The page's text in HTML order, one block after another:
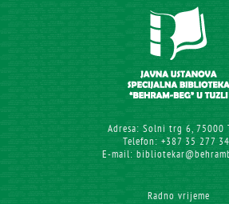
Adresa: Solni trg 6, 75000
Telefon: +387 35 277
E-mail:
Radno vrijeme